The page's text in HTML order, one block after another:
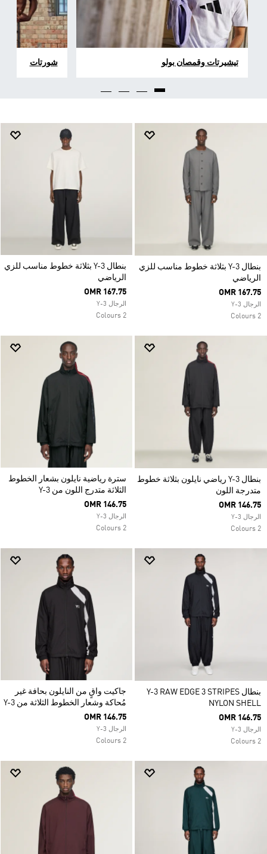
تيشيرتات وقمصان بولو شورتات
بنطال Y-3 بثلاثة خطوط مناسب للزي
الرياضي
OMR 167.75
الرجال Y-3
2 Colours
بنطال Y-3 بثلاثة خطوط مناسب للزي
الرياضي
OMR 167.75
الرجال Y-3
2 Colours
بنطال Y-3 رياضي نايلون بثلاثة خطوط
متدرجة اللون
OMR 146.75
الرجال Y-3
2 Colours
سترة رياضية نايلون بشعار الخطوط
الثلاثة متدرج اللون من Y-3
OMR 146.75
الرجال Y-3
2 Colours
بنطال Y-3 RAW EDGE 3 STRIPES
NYLON SHELL
OMR 146.75
الرجال Y-3
2 Colours
جاكيت واقٍ من النايلون بحافة غير
مُحاكة وشعار الخطوط الثلاثة من Y-3
OMR 146.75
الرجال Y-3
2 Colours